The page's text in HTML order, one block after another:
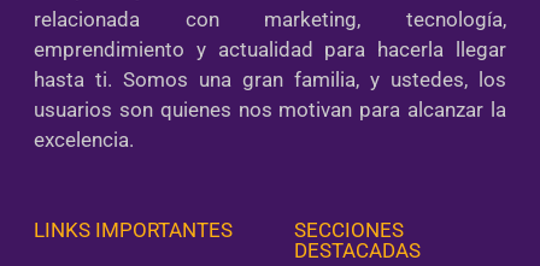
relacionada con marketing, tecnología,
emprendimiento y actualidad para hacerla llegar
hasta ti. Somos una gran familia, y ustedes, los
usuarios son quienes nos motivan para alcanzar la
excelencia.
LINKS IMPORTANTES
SECCIONES
DESTACADAS